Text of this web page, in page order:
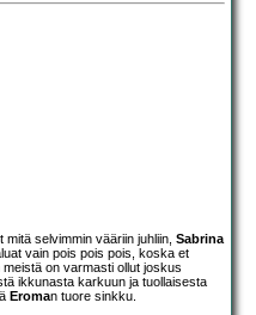
selvimmin vääriin juhliin, Sabrina
vain pois pois pois, koska et
on varmasti ollut joskus
ikkunasta karkuun ja tuollaisesta
Eroman tuore sinkku.